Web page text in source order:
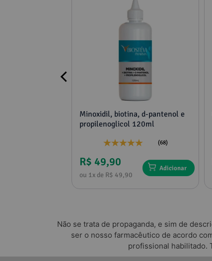
Minoxidil, biotina, d-pantenol e
propilenoglicol 120ml
(68)
R$ 49,90
ou 1x de R$ 49,90
Adicionar
Não se trata de propaganda, e sim de
ser o nosso farmacêutico de acordo
profissional habilitado.